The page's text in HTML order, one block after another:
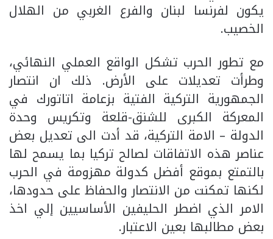
يكون لفرنسا لبنان والفرع الغربي من الهلال
الخصيب.
مع تطور الحرب تشكل الواقع العملي النهائي،
وطرأت تعديلات على الأرض. ذلك ان انتصار
الجمهورية التركية الفتية بزعامة اتاتورك في
المعركة الكبرى للشنق-قلعة وتكريس وحدة
الدولة – الامة التركية، قد أدت الى تعديل بعض
عناصر هذه الاتفاقات لصالح تركيا بما يسمح لها
بالتمتع بموقع أفضل كدولة مهزومة في الحرب
لكنها تمكنت من الانتصار والحفاظ على حدودها،
الامر الذي اضطر الحليفين الأساسيين إلي اخذ
بعض مطالبها بعين الاعتبار.